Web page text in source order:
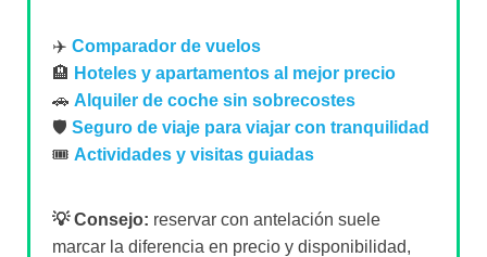
✈️ Comparador de vuelos
🏨 Hoteles y apartamentos al mejor precio
🚗 Alquiler de coche sin sobrecostes
🛡️ Seguro de viaje para viajar con tranquilidad
🎟️ Actividades y visitas guiadas
💡 Consejo: reservar con antelación suele
marcar la diferencia en precio y disponibilidad,